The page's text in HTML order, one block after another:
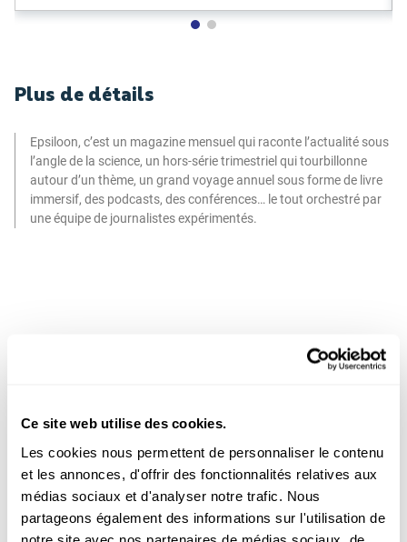
Ce site web utilise des cookies.
Les cookies nous permettent de personnaliser le contenu
et les annonces, d'offrir des fonctionnalités relatives aux
médias sociaux et d'analyser notre trafic. Nous
partageons également des informations sur l'utilisation de
notre site avec nos partenaires de médias sociaux, de
Plus de détails
Epsiloon, c’est un magazine mensuel qui raconte l’actualité sous
l’angle de la science, un hors-série trimestriel qui tourbillonne
autour d’un thème, un grand voyage annuel sous forme de livre
immersif, des podcasts, des conférences… le tout orchestré par
une équipe de journalistes expérimentés.
Vous avez le choix
Plus de 380 titres disponibles
en abonnement
Moins cher qu'en kiosque
Jusqu'à -67% sur les